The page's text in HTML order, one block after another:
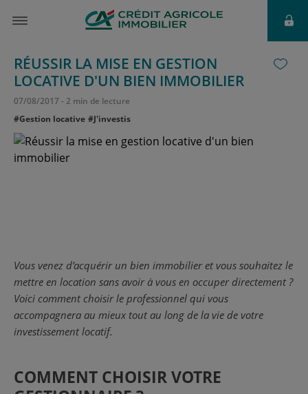
RÉUSSIR LA MISE EN GESTION
LOCATIVE D'UN BIEN IMMOBILIER
07/08/2017 - 2 min de lecture
#Gestion locative #J'investis
Vous venez d’acquérir un bien immobilier et vous souhaitez le
mettre en location sans avoir à vous en occuper directement ?
Voici comment choisir le professionnel qui vous
accompagnera au mieux tout au long de la vie de votre
investissement locatif.
COMMENT CHOISIR VOTRE